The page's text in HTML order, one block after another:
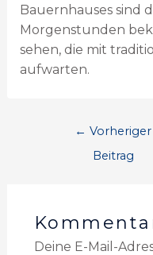
Bauernhauses sind
Morgenstunden
sehen, die mit
aufwarten.
← Vorheriger
Beitrag
Deine E-Mail-